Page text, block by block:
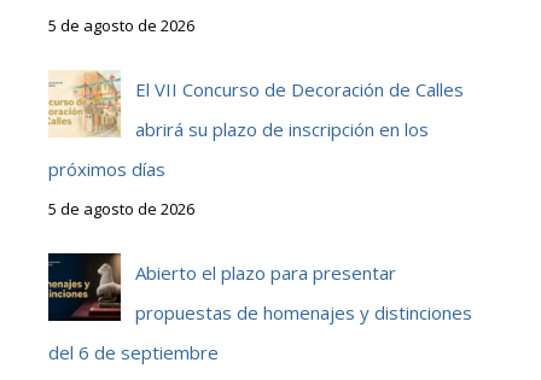
5 de agosto de 2026
El VII Concurso de Decoración de Calles
abrirá su plazo de inscripción en los
próximos días
5 de agosto de 2026
Abierto el plazo para presentar
propuestas de homenajes y distinciones
del 6 de septiembre